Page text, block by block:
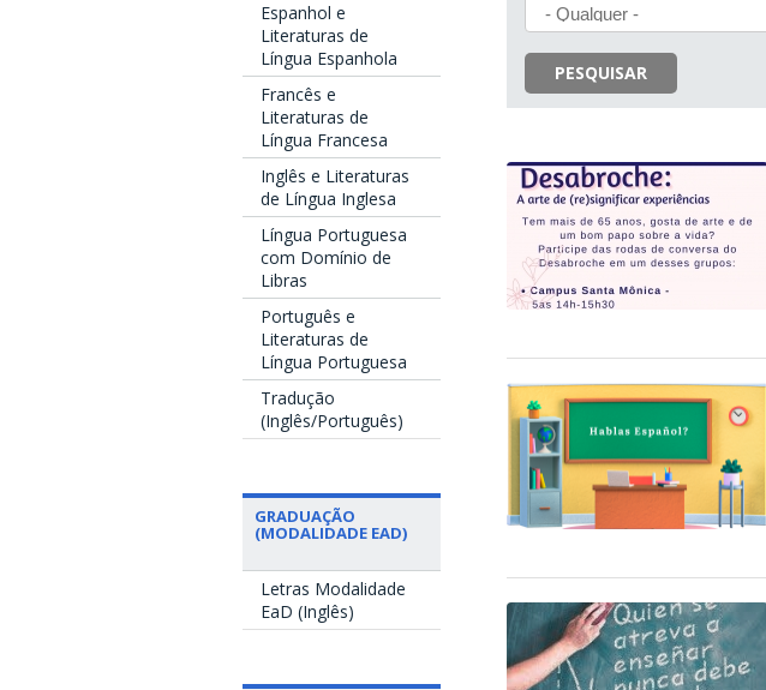
Espanhol e
Literaturas de
Língua Espanhola
Francês e
Literaturas de
Língua Francesa
Inglês e Literaturas
de Língua Inglesa
Língua Portuguesa
com Domínio de
Libras
Português e
Literaturas de
Língua Portuguesa
Tradução
(Inglês/Português)
GRADUAÇÃO
(MODALIDADE EAD)
Letras Modalidade
EaD (Inglês)
PESQUISAR